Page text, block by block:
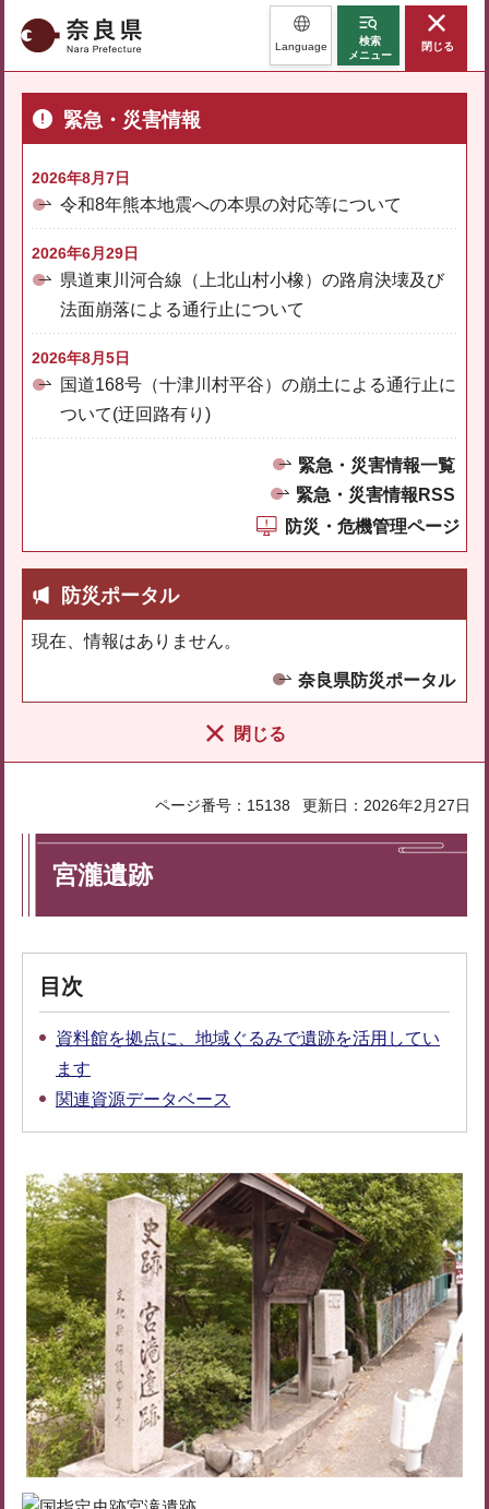
奈良県 Language
検索
メニュー
閉じる
緊急・災害情報
2026年8月7日
令和8年熊本地震への本県の対応等について
2026年6月29日
県道東川河合線（上北山村小橡）の路肩決壊及び
法面崩落による通行止について
2026年8月5日
国道168号（十津川村平谷）の崩土による通行止に
ついて(迂回路有り)
緊急・災害情報一覧
緊急・災害情報RSS
防災・危機管理ページ
防災ポータル
現在、情報はありません。
奈良県防災ポータル
閉じる
ページ番号：15138 更新日：2026年2月27日
宮瀧遺跡
目次
資料館を拠点に、地域ぐるみで遺跡を活用してい
ます
関連資源データベース